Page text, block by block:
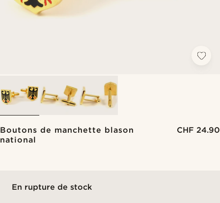
Boutons de manchette blason
national
CHF 24.90
En rupture de stock